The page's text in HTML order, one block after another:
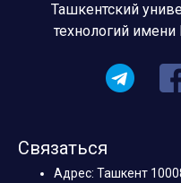
Ташкентский
технологий
Связаться
Адрес: Ташкент